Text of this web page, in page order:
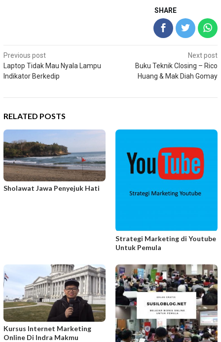
SHARE
Post
navigation
Previous post
Laptop Tidak Mau Nyala Lampu
Indikator Berkedip
Next post
Buku Teknik Closing – Rico
Huang & Mak Diah Gomay
RELATED POSTS
Sholawat Jawa Penyejuk Hati
Strategi Marketing di Youtube
Untuk Pemula
Kursus Internet Marketing
Online Di Indra Makmu